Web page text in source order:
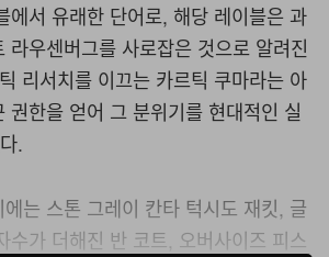
에서 유래한 단어로, 해당 레이블은 과
라우센버그를 사로잡은 것으로 알려진
리서치를 이끄는 카르틱 쿠마라는 아
권한을 얻어 그 분위기를 현대적인 실
.
는 스톤 그레이 칸타 턱시도 재킷, 글
수가 더해진 반 코트, 오버사이즈 피스